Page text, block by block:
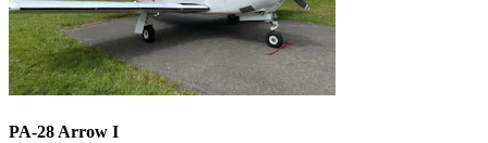
PA-28 Arrow I